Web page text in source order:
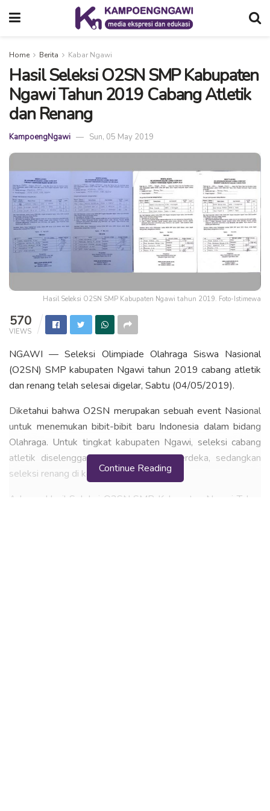
Home Berita Kabar Ngawi
Hasil Seleksi O2SN SMP Kabupaten
Ngawi Tahun 2019 Cabang Atletik
dan Renang
KampoengNgawi Sun, 05 May 2019
Hasil Seleksi O2SN SMP Kabupaten Ngawi tahun 2019. Foto-Istimewa
570
VIEWS
NGAWI — Seleksi Olimpiade Olahraga Siswa Nasional
(O2SN) SMP kabupaten Ngawi tahun 2019 cabang atletik
dan renang telah selesai digelar, Sabtu (04/05/2019).
Diketahui bahwa O2SN merupakan sebuah event Nasional
untuk menemukan bibit-bibit baru Indonesia dalam bidang
Olahraga. Untuk tingkat kabupaten Ngawi, seleksi cabang
atletik diselenggarakan di alun-alun merdeka, sedangkan
seleksi renang di kolam renang Tawun.
Adapun Hasil Seleksi O2SN SMP Kabupaten Ngawi Tahun
Continue Reading